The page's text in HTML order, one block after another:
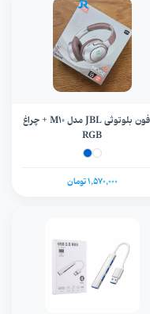
هدفون بلوتوثی JBL مدل M10 + چراغ
RGB
1,570,000 تومان